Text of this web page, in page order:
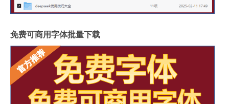
免费可商用字体批量下载